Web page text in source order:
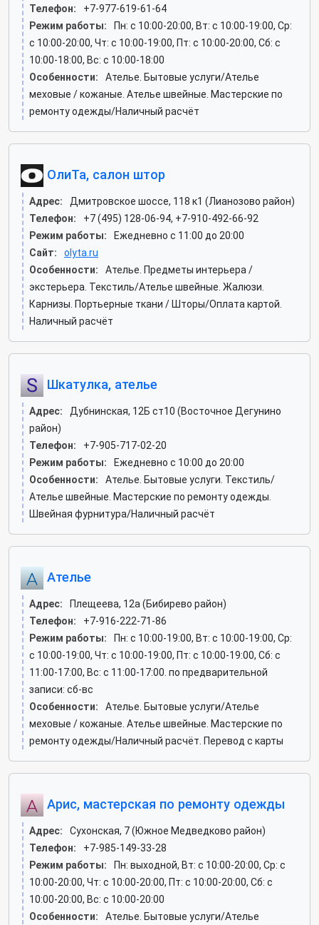
Телефон:
+7-977-619-61-64
Режим работы:
Пн: c 10:00-20:00, Вт: c 10:00-19:00, Ср:
c 10:00-20:00, Чт: c 10:00-19:00, Пт: c 10:00-20:00, Сб: c
10:00-18:00, Вс: c 10:00-18:00
Особенности:
Ателье. Бытовые услуги/Ателье
меховые / кожаные. Ателье швейные. Мастерские по
ремонту одежды/Наличный расчёт
ОлиТа, салон штор
Адрес:
Дмитровское шоссе, 118 к1 (Лианозово район)
Телефон:
+7 (495) 128-06-94, +7-910-492-66-92
Режим работы:
Ежедневно с 11:00 до 20:00
Сайт:
olyta.ru
Особенности:
Ателье. Предметы интерьера /
экстерьера. Текстиль/Ателье швейные. Жалюзи.
Карнизы. Портьерные ткани / Шторы/Оплата картой.
Наличный расчёт
Шкатулка, ателье
Адрес:
Дубнинская, 12Б ст10 (Восточное Дегунино
район)
Телефон:
+7-905-717-02-20
Режим работы:
Ежедневно с 10:00 до 20:00
Особенности:
Ателье. Бытовые услуги. Текстиль/
Ателье швейные. Мастерские по ремонту одежды.
Швейная фурнитура/Наличный расчёт
Ателье
Адрес:
Плещеева, 12а (Бибирево район)
Телефон:
+7-916-222-71-86
Режим работы:
Пн: c 10:00-19:00, Вт: c 10:00-19:00, Ср:
c 10:00-19:00, Чт: c 10:00-19:00, Пт: c 10:00-19:00, Сб: c
11:00-17:00, Вс: c 11:00-17:00. по предварительной
записи: сб-вс
Особенности:
Ателье. Бытовые услуги/Ателье
меховые / кожаные. Ателье швейные. Мастерские по
ремонту одежды/Наличный расчёт. Перевод с карты
Арис, мастерская по ремонту одежды
Адрес:
Сухонская, 7 (Южное Медведково район)
Телефон:
+7-985-149-33-28
Режим работы:
Пн: выходной, Вт: c 10:00-20:00, Ср: c
10:00-20:00, Чт: c 10:00-20:00, Пт: c 10:00-20:00, Сб: c
10:00-20:00, Вс: c 10:00-20:00
Особенности:
Ателье. Бытовые услуги/Ателье